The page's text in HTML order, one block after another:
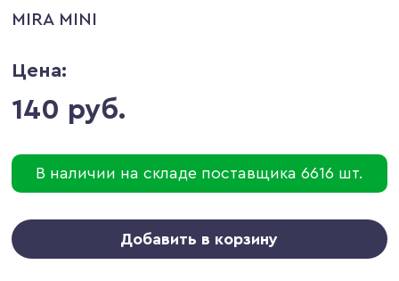
MIRA MINI
Цена:
140 руб.
В наличии на складе поставщика 6616 шт.
Добавить в корзину